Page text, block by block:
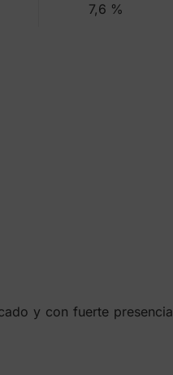
7,6 %
y con fuerte presencia